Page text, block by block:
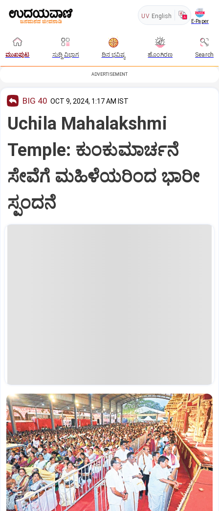
UV English
E-Paper
ಮುಖಪುಟ ಸುದ್ದಿ ವಿಭಾಗ ದಿನ ಭವಿಷ್ಯ ಹೊಂಗಿರಣ Search
ADVERTISEMENT
BIG 40 OCT 9, 2024, 1:17 AM IST
Uchila Mahalakshmi
Temple: ಕುಂಕುಮಾರ್ಚನೆ
ಸೇವೆಗೆ ಮಹಿಳೆಯರಿಂದ ಭಾರೀ
ಸ್ಪಂದನೆ